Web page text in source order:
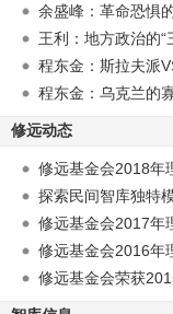
余盛峰：革命恐惧
王利：地方政治的“
程东金：斯拉夫派
程东金：乌克兰的
修远动态
修远基金会2018年
探索民间智库独特
修远基金会2017年
修远基金会2016年
修远基金会荣获